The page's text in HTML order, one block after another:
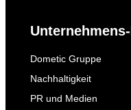
Dometic Gruppe
Nachhaltigkeit
PR und Medien